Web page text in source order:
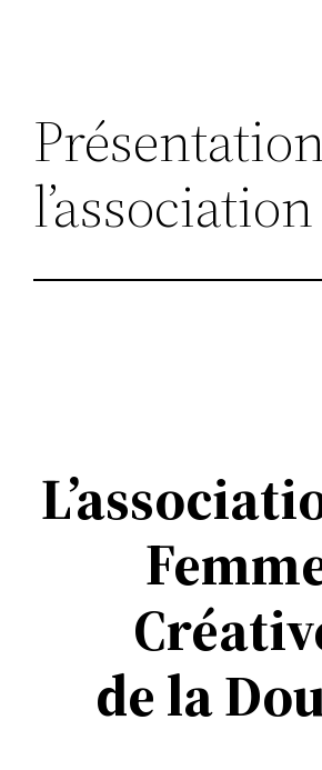
l’association
de la